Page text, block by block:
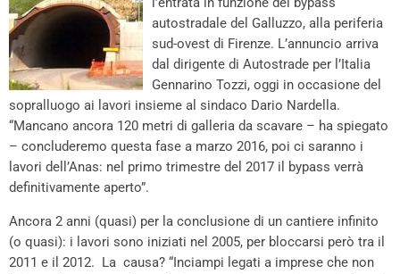
autostradale del Galluzzo, alla periferia
sud-ovest di Firenze. L’annuncio arriva
dal dirigente di Autostrade per l’Italia
Gennarino Tozzi, oggi in occasione del
sopralluogo ai lavori insieme al sindaco Dario Nardella.
“Mancano ancora 120 metri di galleria da scavare – ha spiegato
– concluderemo questa fase a marzo 2016, poi ci saranno i
lavori dell’Anas: nel primo trimestre del 2017 il bypass verrà
definitivamente aperto”.
Ancora 2 anni (quasi) per la conclusione di un cantiere infinito
(o quasi): i lavori sono iniziati nel 2005, per bloccarsi però tra il
2011 e il 2012. La causa? “Inciampi legati a imprese che non